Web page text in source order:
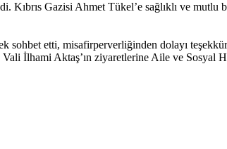
Gazisi Ahmet Tükel’e sağlıklı ve mutlu
sohbet etti, misafirperverliğinden dolayı
İlhami Aktaş’ın ziyaretlerine Aile ve Sosyal